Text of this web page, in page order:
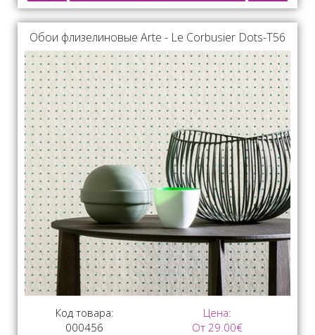
Обои флизелиновые Arte - Le Corbusier Dots-T56
Код товара:
000456
Цена:
От 29.00€